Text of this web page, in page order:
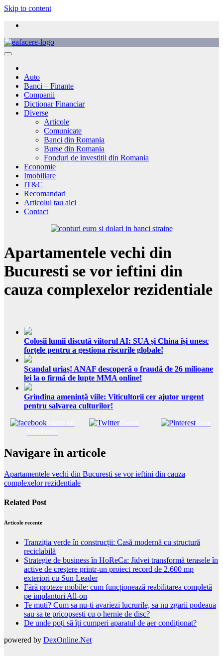
Skip to content
Auto
Banci – Finante
Companii
Dictionar Financiar
Diverse
Articole
Comunicate
Banci din Romania
Burse din Romania
Fonduri de investitii din Romania
Economie
Imobiliare
IT&C
Recomandari
Articolul tau aici
Contact
Apartamentele vechi din
Bucuresti se vor ieftini din
cauza complexelor rezidentiale
Colosii lumii discută viitorul AI: SUA și China își unesc
forțele pentru a gestiona riscurile globale!
Scandal uriaș! ANAF descoperă o fraudă de 26 milioane
lei la o firmă de lupte MMA online!
Grindina amenință viile: Viticultorii cer ajutor urgent
pentru salvarea culturilor!
Tweet Save
Navigare în articole
Apartamentele vechi din Bucuresti se vor ieftini din cauza
complexelor rezidentiale
Related Post
Articole recente
Tranziția verde în construcții: Casă modernă cu structură
reciclabilă
Strategie de business în HoReCa: Jidvei transformă terasele în
active de creștere printr-un proiect record de 2.600 mp
exteriori cu Sun Leader
Fără proteze mobile: cum funcționează reabilitarea completă
pe implanturi All-on
Te muti? Cum sa nu-ti avariezi lucrurile, sa nu zgarii podeaua
sau sa te pricopsesti cu o hernie de disc?
De unde poți să îți cumperi aparatul de aer condiționat?
powered by DexOnline.Net